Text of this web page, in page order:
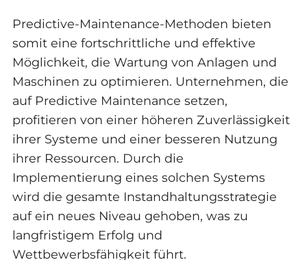
Predictive-Maintenance-Methoden bieten
somit eine fortschrittliche und effektive
Möglichkeit, die Wartung von Anlagen und
Maschinen zu optimieren. Unternehmen, die
auf Predictive Maintenance setzen,
profitieren von einer höheren Zuverlässigkeit
ihrer Systeme und einer besseren Nutzung
ihrer Ressourcen. Durch die
Implementierung eines solchen Systems
wird die gesamte Instandhaltungsstrategie
auf ein neues Niveau gehoben, was zu
langfristigem Erfolg und
Wettbewerbsfähigkeit führt.